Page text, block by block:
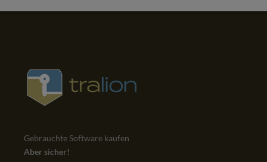
Gebrauchte Software kaufen
Aber sicher!